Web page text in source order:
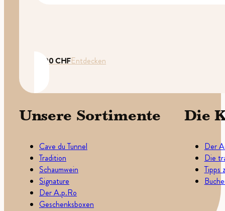
35.00CHFEntdecken
Unsere Sortimente
Cave du Tunnel
Tradition
Schaumwein
Signature
Der A.p.Ro
Geschenksboxen
Die
Der
Die
Tipps